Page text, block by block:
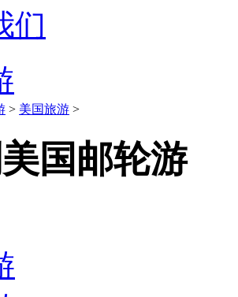
们
> 美国旅游 >
国邮轮游